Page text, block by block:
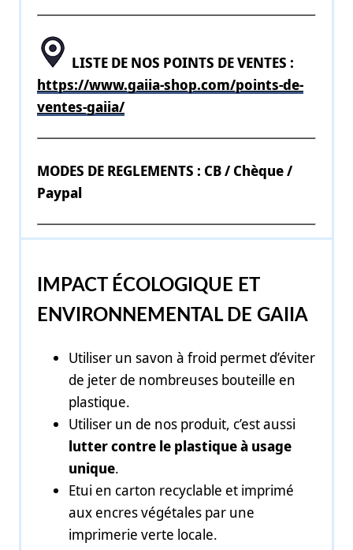
LISTE DE NOS POINTS DE VENTES :
https://www.gaiia-shop.com/points-de-
ventes-gaiia/
MODES DE REGLEMENTS : CB / Chèque /
Paypal
IMPACT ÉCOLOGIQUE ET
ENVIRONNEMENTAL DE GAIIA
Utiliser un savon à froid permet d’éviter
de jeter de nombreuses bouteille en
plastique.
Utiliser un de nos produit, c’est aussi
lutter contre le plastique à usage
unique.
Etui en carton recyclable et imprimé
aux encres végétales par une
imprimerie verte locale.